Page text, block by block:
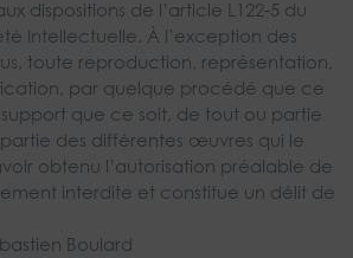
dispositions de l’article L122-5 du
Intellectuelle. À l’exception des
toute reproduction, représentation,
par quelque procédé que ce
que ce soit, de tout ou partie
des différentes œuvres qui le
obtenu l’autorisation préalable de
interdite et constitue un délit de
Boulard